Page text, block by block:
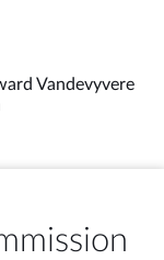
Vandevyvere